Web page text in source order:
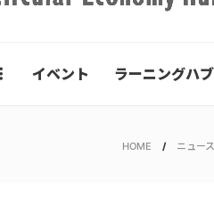
イベント ラーニングハブ
HOME ニュース